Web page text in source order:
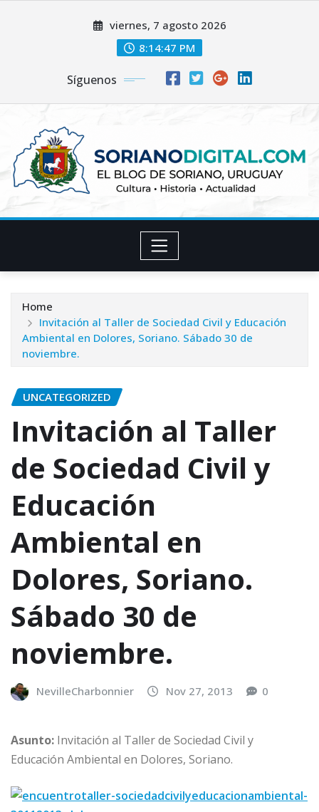
viernes, 7 agosto 2026
8:14:48 PM
Síguenos
Home
Invitación al Taller de Sociedad Civil y Educación
Ambiental en Dolores, Soriano. Sábado 30 de
noviembre.
UNCATEGORIZED
Invitación al Taller
de Sociedad Civil y
Educación
Ambiental en
Dolores, Soriano.
Sábado 30 de
noviembre.
NevilleCharbonnier Nov 27, 2013 0
Asunto: Invitación al Taller de Sociedad Civil y
Educación Ambiental en Dolores, Soriano.